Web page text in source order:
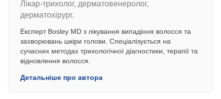
Лікар-трихолог, дерматовенеролог,
дерматохірург.
Експерт Bosley MD з лікування випадіння волосся та
захворювань шкіри голови. Спеціалізується на
сучасних методах трихологічної діагностики, терапії та
відновлення волосся.
Детальніше про автора